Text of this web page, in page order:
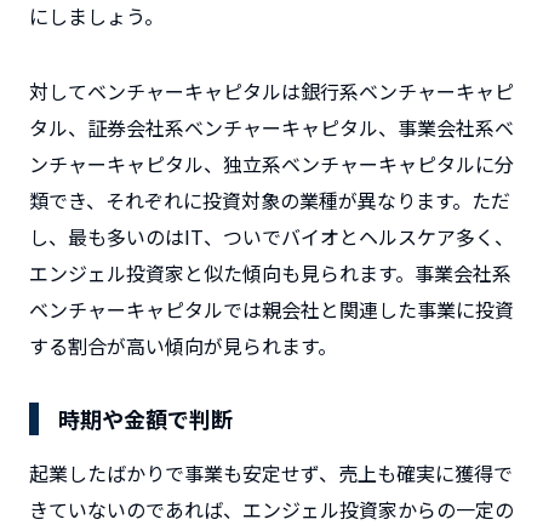
にしましょう。
対してベンチャーキャピタルは銀行系ベンチャーキャピ
タル、証券会社系ベンチャーキャピタル、事業会社系ベ
ンチャーキャピタル、独立系ベンチャーキャピタルに分
類でき、それぞれに投資対象の業種が異なります。ただ
し、最も多いのはIT、ついでバイオとヘルスケア多く、
エンジェル投資家と似た傾向も見られます。事業会社系
ベンチャーキャピタルでは親会社と関連した事業に投資
する割合が高い傾向が見られます。
時期や金額で判断
起業したばかりで事業も安定せず、売上も確実に獲得で
きていないのであれば、エンジェル投資家からの一定の